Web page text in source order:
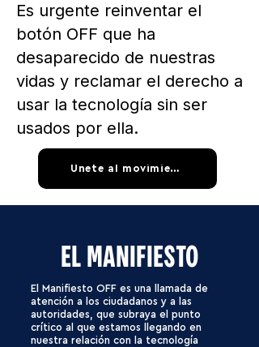
Es urgente reinventar el
botón OFF que ha
desaparecido de nuestras
vidas y reclamar el derecho a
usar la tecnología sin ser
usados por ella.​
Únete al movimiento
EL MANIFIESTO
El Manifiesto OFF es una llamada de
atención a los ciudadanos y a las
autoridades, que subraya el punto
crítico al que estamos llegando en
nuestra relación con la tecnología